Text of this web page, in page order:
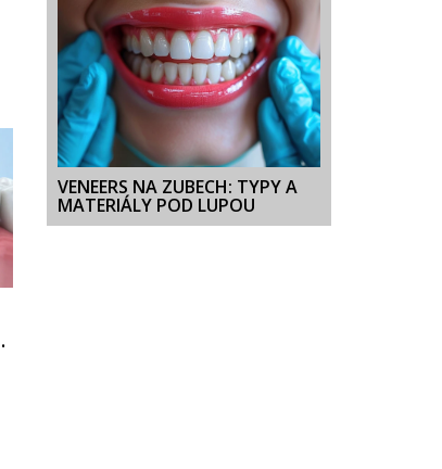
VENEERS NA ZUBECH: TYPY A
MATERIÁLY POD LUPOU